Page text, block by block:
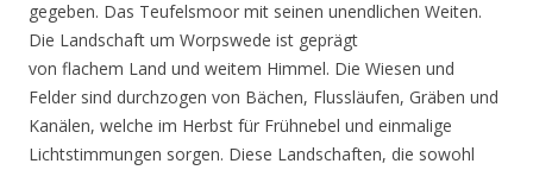
gegeben. Das Teufelsmoor mit seinen unendlichen Weiten.
Die Landschaft um Worpswede ist geprägt
von flachem Land und weitem Himmel. Die Wiesen und
Felder sind durchzogen von Bächen, Flussläufen, Gräben und
Kanälen, welche im Herbst für Frühnebel und einmalige
Lichtstimmungen sorgen. Diese Landschaften, die sowohl